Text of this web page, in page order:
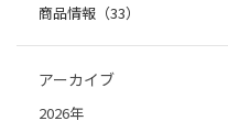
商品情報（33）
アーカイブ
2026年